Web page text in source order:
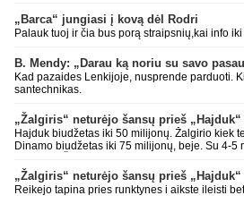
„Barca“ jungiasi į kovą dėl Rodri
Palauk tuoj ir čia bus porą straipsnių,kai info
Kad pazaides Lenkijoje, nusprende parduoti.
santechnikas.
„Žalgiris“ neturėjo šansų prieš „Hajduk“
Hajduk biudžetas iki 50 milijonų. Žalgirio kiek
Dinamo biudžetas iki 75 milijonų, beje. Su 4-5
suorganizuotų bent 15-20 milijonų biudžetus,
nebuvo ir nebus. Realu tik su Sakartvelais ir
rezultato.
„Žalgiris“ neturėjo šansų prieš „Hajduk“
Reikejo tapina pries runktynes i aikste ileisti